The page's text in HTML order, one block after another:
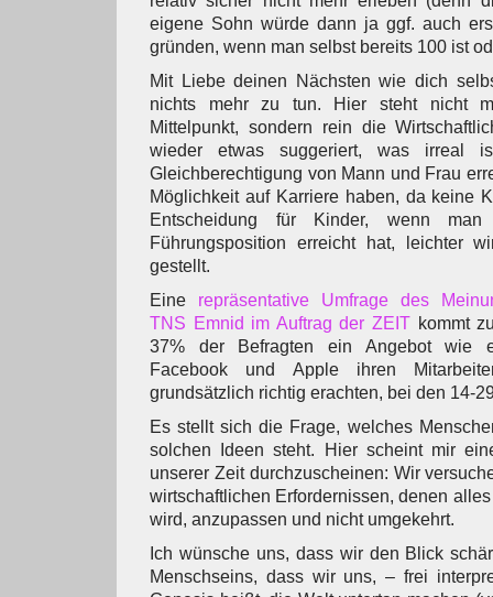
eigene Sohn würde dann ja ggf. auch
gründen, wenn man selbst bereits 100 ist
Mit Liebe deinen Nächsten wie dich
nichts mehr zu tun. Hier steht nicht
Mittelpunkt, sondern rein die
wieder etwas suggeriert, was irreal
Gleichberechtigung von Mann und Frau
Möglichkeit auf Karriere haben, da keine
Entscheidung für Kinder, wenn
Führungsposition erreicht hat, leichter
gestellt.
Eine repräsentative Umfrage des
TNS Emnid im Auftrag der ZEIT kommt
37% der Befragten ein Angebot wie
Facebook und Apple ihren
grundsätzlich richtig erachten, bei den 14-
Es stellt sich die Frage, welches
solchen Ideen steht. Hier scheint mir
unserer Zeit durchzuscheinen: Wir
wirtschaftlichen Erfordernissen, denen
wird, anzupassen und nicht umgekehrt.
Ich wünsche uns, dass wir den Blick
Menschseins, dass wir uns, – frei